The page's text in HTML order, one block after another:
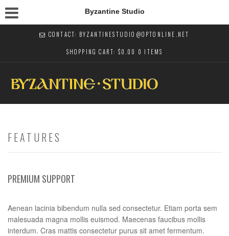
Byzantine Studio
CONTACT: BYZANTINESTUDIO@OPTONLINE.NET
SHOPPING CART: $0.00 0 ITEMS
FEATURES
PREMIUM SUPPORT
Aenean lacinia bibendum nulla sed consectetur. Etiam porta sem
malesuada magna mollis euismod. Maecenas faucibus mollis
interdum. Cras mattis consectetur purus sit amet fermentum.